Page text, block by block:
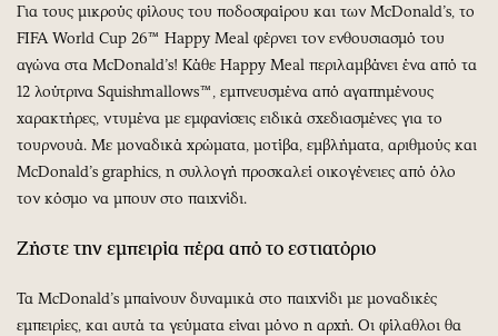
Για τους μικρούς φίλους του ποδοσφαίρου και των McDonald’s, το
FIFA World Cup 26™ Happy Meal φέρνει τον ενθουσιασμό του
αγώνα στα McDonald’s! Κάθε Happy Meal περιλαμβάνει ένα από τα
12 λούτρινα Squishmallows™, εμπνευσμένα από αγαπημένους
χαρακτήρες, ντυμένα με εμφανίσεις ειδικά σχεδιασμένες για το
τουρνουά. Με μοναδικά χρώματα, μοτίβα, εμβλήματα, αριθμούς και
McDonald’s graphics, η συλλογή προσκαλεί οικογένειες από όλο
τον κόσμο να μπουν στο παιχνίδι.
Ζήστε την εμπειρία πέρα από το εστιατόριο
Τα McDonald’s μπαίνουν δυναμικά στο παιχνίδι με μοναδικές
εμπειρίες, και αυτά τα γεύματα είναι μόνο η αρχή. Οι φίλαθλοι θα